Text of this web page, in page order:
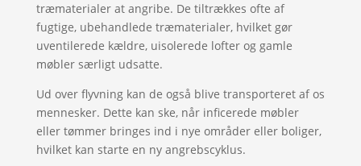
træmaterialer at angribe. De tiltrækkes ofte af
fugtige, ubehandlede træmaterialer, hvilket gør
uventilerede kældre, uisolerede lofter og gamle
møbler særligt udsatte.
Ud over flyvning kan de også blive transporteret af os
mennesker. Dette kan ske, når inficerede møbler
eller tømmer bringes ind i nye områder eller boliger,
hvilket kan starte en ny angrebscyklus.